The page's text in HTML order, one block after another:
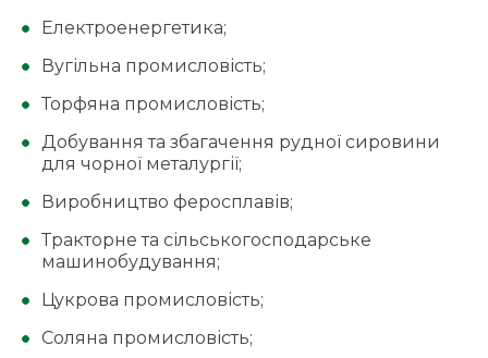
Електроенергетика;
Вугільна промисловість;
Торфяна промисловість;
Добування та збагачення рудної сировини
для чорної металургії;
Виробництво феросплавів;
Тракторне та сільськогосподарське
машинобудування;
Цукрова промисловість;
Соляна промисловість;